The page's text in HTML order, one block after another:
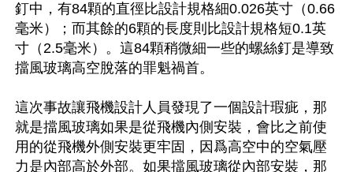
釘中，有84顆的直徑比設計規格細0.026英寸（0.66
毫米）；而其餘的6顆的長度則比設計規格短0.1英
寸（2.5毫米）。這84顆稍微細一些的螺絲釘是導致
擋風玻璃高空脫落的罪魁禍首。
這次事故讓飛機設計人員發現了一個設計瑕疵，那
就是擋風玻璃如果是從飛機內側安裝，會比之前使
用的從飛機外側安裝更牢固，因爲高空中的空氣壓
力是內部高於外部。如果擋風玻璃從內部安裝，那